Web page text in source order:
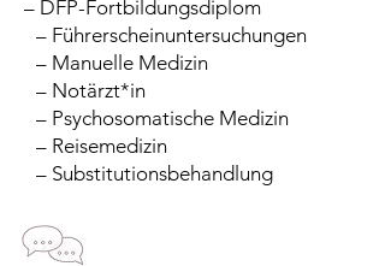
– DFP-Fortbildungsdiplom
– Führerscheinuntersuchungen
– Manuelle Medizin
– Notärzt*in
– Psychosomatische Medizin
– Reisemedizin
– Substitutionsbehandlung